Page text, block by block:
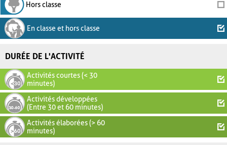
Hors classe
En classe et hors classe
DURÉE DE L'ACTIVITÉ
Activités courtes (< 30
minutes)
Activités développées
(Entre 30 et 60 minutes)
Activités élaborées (> 60
minutes)